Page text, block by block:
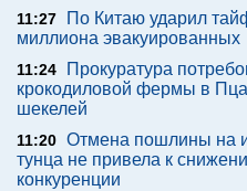
11:27
По Китаю ударил
миллиона эвакуированных
11:24
Прокуратура
крокодиловой фермы в
шекелей
11:20 Отмена пошлины на
тунца не привела к
конкуренции